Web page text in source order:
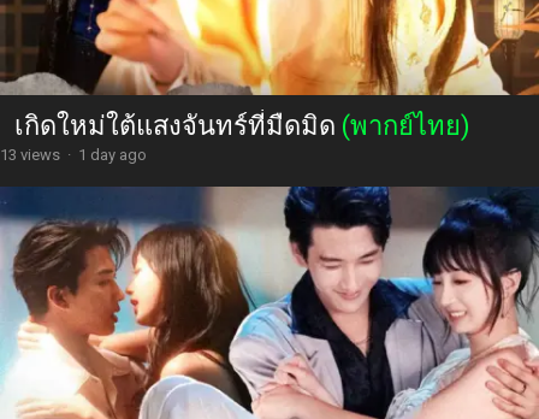
เกิดใหม่ใต้แสงจันทร์ที่มืดมิด (พากย์ไทย)
13 views · 1 day ago